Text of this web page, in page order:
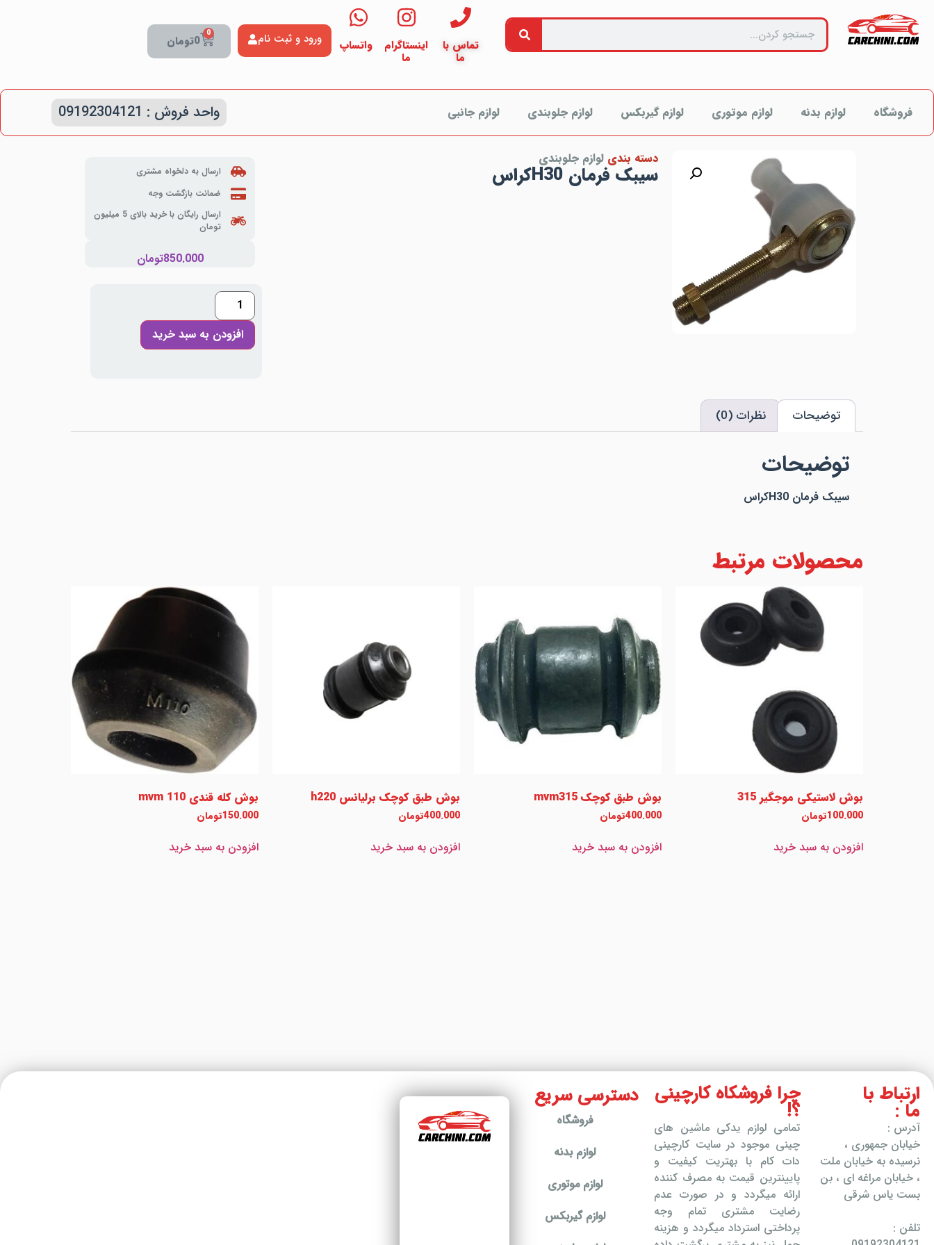
تماس با
ما
اینستاگرام
ما
واتساپ ورود و ثبت نام 0تومان 0
فروشگاه لوازم بدنه لوازم موتوری لوازم گیربکس لوازم جلوبندی لوازم جانبی واحد فروش : 09192304121
دسته بندی لوازم جلوبندی
سیبک فرمان H30کراس
ارسال به دلخواه مشتری
ضمانت بازگشت وجه
ارسال رایگان با خرید بالای 5 میلیون
تومان
850.000تومان
افزودن به سبد خرید
توضیحات نظرات (0)
توضیحات
سیبک فرمان H30کراس
محصولات مرتبط
بوش لاستیکی موجگیر 315
100.000تومان
افزودن به سبد خرید
بوش طبق کوچک mvm315
400.000تومان
افزودن به سبد خرید
بوش طبق کوچک برلیانس h220
400.000تومان
افزودن به سبد خرید
بوش کله قندی mvm 110
150.000تومان
افزودن به سبد خرید
ارتباط با
ما :
آدرس :
خیابان جمهوری ،
نرسیده به خیابان ملت
، خیابان مراغه ای ، بن
بست یاس شرقی
تلفن :
چرا فروشکاه کارچینی
؟!
تمامی لوازم یدکی ماشین های
چینی موجود در سایت کارچینی
دات کام با بهتریت کیفیت و
پایینترین قیمت به مصرف کننده
ارائه میگردد و در صورت عدم
رضایت مشتری تمام وجه
پرداختی استرداد میگردد و هزینه
دسترسی سریع
فروشگاه
لوازم بدنه
لوازم موتوری
لوازم گیربکس